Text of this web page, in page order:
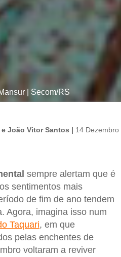
| Secom/RS
João Vitor Santos | 14 Dezembro
sempre alertam que é
sentimentos mais
de fim de ano tendem
Agora, imagina isso num
Taquari, em que
pelas enchentes de
voltaram a reviver